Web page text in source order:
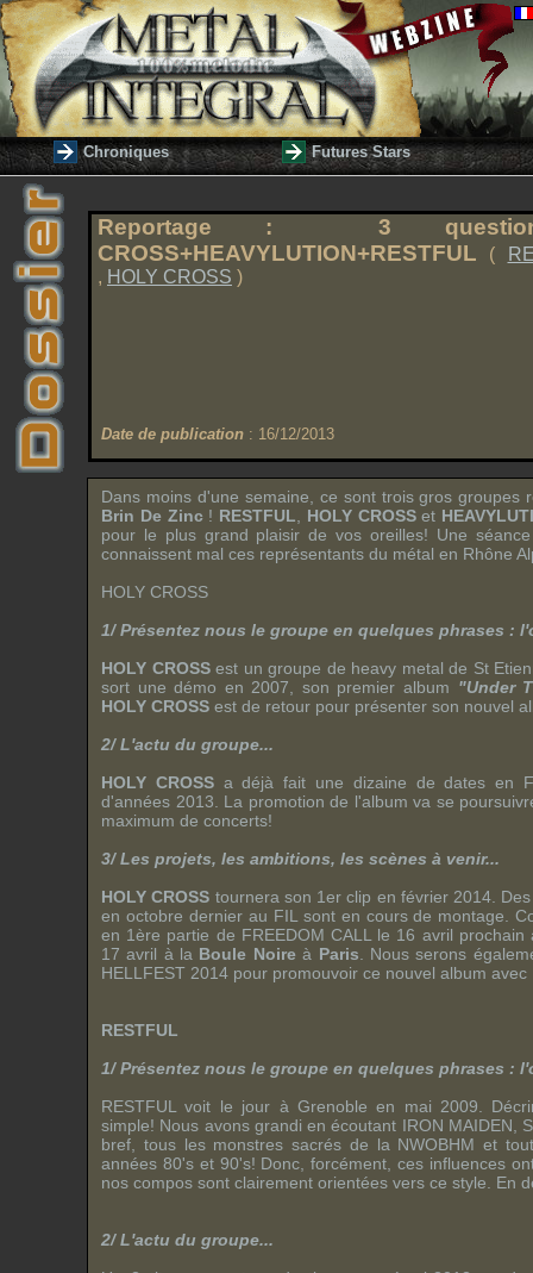
Chroniques Futures Stars
Reportage : 3
CROSS+HEAVYLUTION+RESTFUL (
, HOLY CROSS )
Date de publication : 16/12/2013
Dans moins d'une semaine, ce sont trois gros groupes
Brin De Zinc! RESTFUL HOLY CROSSet
pour le plus grand plaisir de vos oreilles! Une
connaissent mal ces représentants du métal en Rhône
HOLY CROSS
1/ Présentez nous le groupe en quelques phrases :
HOLY CROSSest un groupe de heavy metal de St
sort une démo en 2007, son premier album "Under
HOLY CROSS est de retour pour présenter son nouvel
2/ L'actu du groupe...
HOLY CROSSa déjà fait une dizaine de dates en
d'années 2013. La promotion de l'album va se
maximum de concerts!
3/ Les projets, les ambitions, les scènes à venir...
HOLY CROSS tournera son 1er clip en février 2014.
en octobre dernier au FIL sont en cours de montage.
en 1ère partie de FREEDOM CALL
le 16 avril
17 avril à la Boule Noireà Paris . Nous serons
HELLFEST 2014 pour promouvoir ce nouvel album avec
RESTFUL
1/ Présentez nous le groupe en quelques phrases :
RESTFUL
voit le jour à Grenoble en mai 2009.
simple! Nous avons grandi en écoutant IRON MAIDEN
bref, tous les monstres sacrés de la NWOBHM et
années 80's et 90's! Donc, forcément, ces influences
nos compos sont clairement orientées vers ce style. En
2/ L'actu du groupe...